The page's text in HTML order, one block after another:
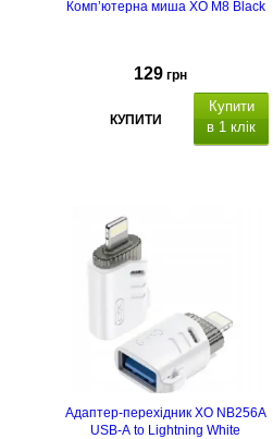
Комп’ютерна миша XO M8 Black
129 грн
КУПИТИ
Купити
в 1 клік
Адаптер-перехідник XO NB256A
USB-A to Lightning White